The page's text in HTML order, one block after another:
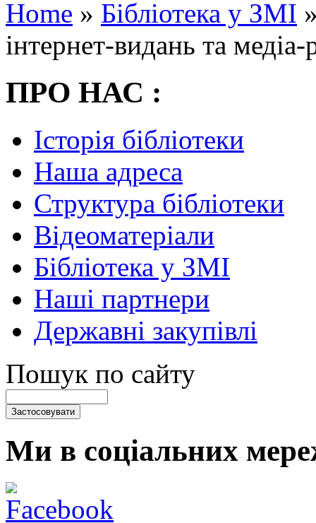
Home » Бібліотека у ЗМІ
інтернет-видань та медіа-
ПРО НАС :
Історія бібліотеки
Наша адреса
Структура бібліотеки
Відеоматеріали
Бібліотека у ЗМІ
Наші партнери
Державні закупівлі
Пошук по сайту
Ми в соціальних